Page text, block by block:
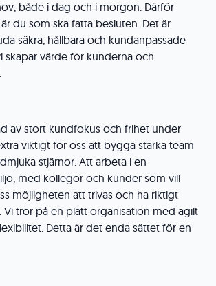
både i dag och i morgon. Därför
du som ska fatta besluten. Det är
säkra, hållbara och kundanpassade
skapar värde för kunderna och
av stort kundfokus och frihet under
viktigt för oss att bygga starka team
stjärnor. Att arbeta i en
med kollegor och kunder som vill
möjligheten att trivas och ha riktigt
tror på en platt organisation med agilt
Detta är det enda sättet för en